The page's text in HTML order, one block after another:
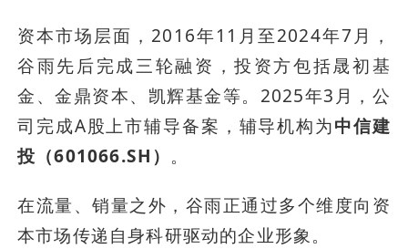
资本市场层面，2016年11月至2024年7月，
谷雨先后完成三轮融资，投资方包括晟初基
金、金鼎资本、凯辉基金等。2025年3月，公
司完成A股上市辅导备案，辅导机构为中信建
投（601066.SH） 。
在流量、销量之外，谷雨正通过多个维度向资
本市场传递自身科研驱动的企业形象。